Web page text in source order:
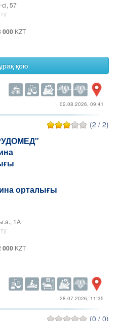
57
000 KZT
3 000KZT
қою
02.08.2026, 09:41
(2 / 2)
орталығы
1А
000 KZT
2 500
KZT
28.07.2026, 11:35
(0 / 0)